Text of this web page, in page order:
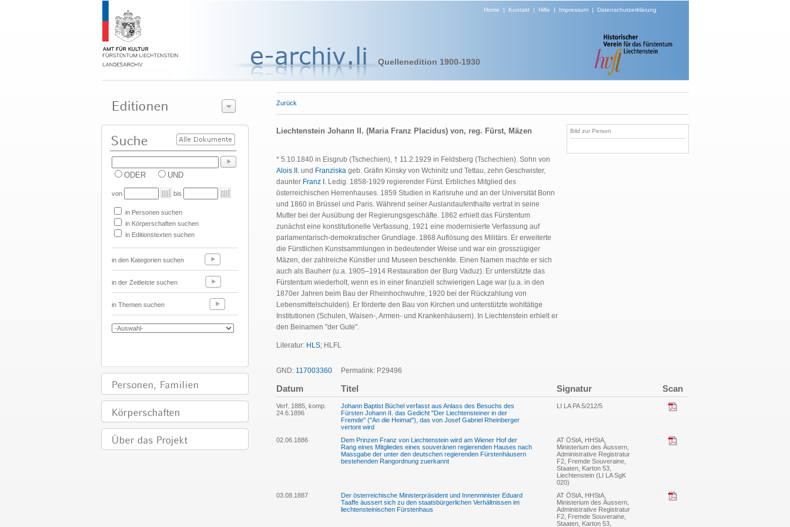
Home | Kontakt| Hilfe | Impressum| Datenschutzerklärung
Quellenedition 1900-1930
ODER UND
von bis
in Personen suchen
in Körperschaften suchen
in Editionstexten suchen
in den Kategorien suchen
in der Zeitleiste suchen
in Themen suchen
Zurück
Liechtenstein Johann II. (Maria Franz Placidus) von, reg. Fürst, Mäzen
* 5.10.1840 in Eisgrub (Tschechien), † 11.2.1929 in Feldsberg (Tschechien). Sohn von
Alois II. und Franziska geb. Gräfin Kinsky von Wchinitz und Tettau, zehn Geschwister,
daunter Franz I. Ledig. 1858-1929 regierender Fürst. Erbliches Mitglied des
österreichischen Herrenhauses. 1859 Studien in Karlsruhe und an der Universität Bonn
und 1860 in Brüssel und Paris. Während seiner Auslandaufenthalte vertrat in seine
Mutter bei der Ausübung der Regierungsgeschäfte. 1862 erhielt das Fürstentum
zunächst eine konstitutionelle Verfassung, 1921 eine modernisierte Verfassung auf
parlamentarisch-demokratischer Grundlage. 1868 Auflösung des Militärs. Er erweiterte
die Fürstlichen Kunstsammlungen in bedeutender Weise und war ein grosszügiger
Mäzen, der zahlreiche Künstler und Museen beschenkte. Einen Namen machte er sich
auch als Bauherr (u.a. 1905–1914 Restauration der Burg Vaduz). Er unterstützte das
Fürstentum wiederholt, wenn es in einer finanziell schwierigen Lage war (u.a. in den
1870er Jahren beim Bau der Rheinhochwuhre, 1920 bei der Rückzahlung von
Lebensmittelschulden). Er förderte den Bau von Kirchen und unterstützte wohltätige
Institutionen (Schulen, Waisen-, Armen- und Krankenhäusern). In Liechtenstein erhielt er
den Beinamen "der Gute".
Literatur: HLS; HLFL
GND: 117003360 Permalink: P29496
Bild zur Person
Datum Titel Signatur Scan
Verf. 1885, komp.
24.6.1896
Johann Baptist Büchel verfasst aus Anlass des Besuchs des
Fürsten Johann II. das Gedicht "Der Liechtensteiner in der
Fremde" ("An die Heimat"), das von Josef Gabriel Rheinberger
vertont wird
LI LA PA 5/212/5
02.06.1886
Dem Prinzen Franz von Liechtenstein wird am Wiener Hof der
Rang eines Mitgliedes eines souveränen regierenden Hauses nach
Massgabe der unter den deutschen regierenden Fürstenhäusern
bestehenden Rangordnung zuerkannt
AT ÖStA, HHStA,
Ministerium des Äussern,
Administrative Registratur
F2, Fremde Souveraine,
Staaten, Karton 53,
Liechtenstein (LI LA SgK
020)
03.08.1887
Der österreichische Ministerpräsident und Innenminister Eduard
Taaffe äussert sich zu den staatsbürgerlichen Verhältnissen im
liechtensteinischen Fürstenhaus
AT ÖStA, HHStA,
Ministerium des Äussern,
Administrative Registratur
F2, Fremde Souveraine,
Staaten, Karton 53,